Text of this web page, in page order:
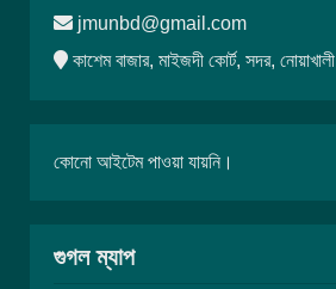
jmunbd@gmail.com
কাশেম বাজার, মাইজদী কোর্ট, সদর, নোয়াখালী
কোনো আইটেম পাওয়া যায়নি।
গুগল ম্যাপ